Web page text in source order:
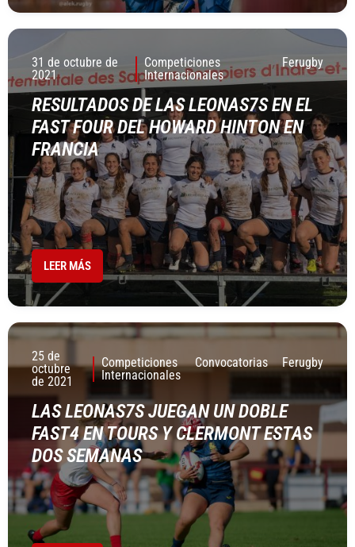
31 de octubre de
2021
Competiciones
Internacionales
Ferugby
RESULTADOS DE LAS LEONAS7S EN EL
FAST FOUR DEL HOWARD HINTON EN
FRANCIA
LEER MÁS
25 de
octubre
de 2021
Competiciones
Internacionales
Convocatorias Ferugby
LAS LEONAS7S JUEGAN UN DOBLE
FAST4 EN TOURS Y CLERMONT ESTAS
DOS SEMANAS